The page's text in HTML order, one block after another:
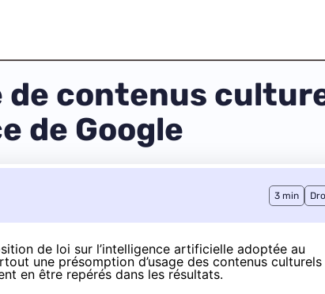
de contenus
de Google
3 min
de loi sur l’intelligence artificielle adoptée au
une présomption d’usage des contenus culturels
en être repérés dans les résultats.